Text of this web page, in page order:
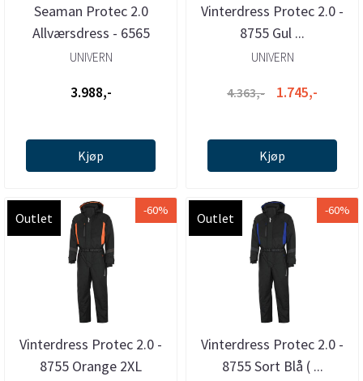
Seaman Protec 2.0
Allværsdress - 6565
UNIVERN
3.988,-
Kjøp
Vinterdress Protec 2.0 -
8755 Gul ...
UNIVERN
4.363,- 1.745,-
Kjøp
Outlet -60%
Vinterdress Protec 2.0 -
8755 Orange 2XL
Outlet -60%
Vinterdress Protec 2.0 -
8755 Sort Blå ( ...